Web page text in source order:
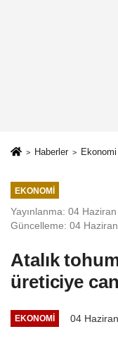
Haberler Ekonomi
EKONOMI
Yayınlanma: 04
Güncelleme: 04
Atalık
üreticiye
EKONOMI 04